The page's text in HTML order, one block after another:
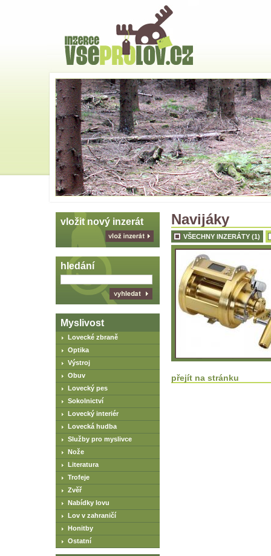
Navijáky
VŠECHNY INZERÁTY (1)
přejít na stránku
vložit nový inzerát
vlož
hledání
Myslivost
Lovecké zbraně
Optika
Výstroj
Obuv
Lovecký pes
Sokolnictví
Lovecký interiér
Lovecká hudba
Služby pro myslivce
Nože
Literatura
Trofeje
Zvěř
Nabídky lovu
Lov v zahraničí
Honitby
Ostatní
strana
Skoč